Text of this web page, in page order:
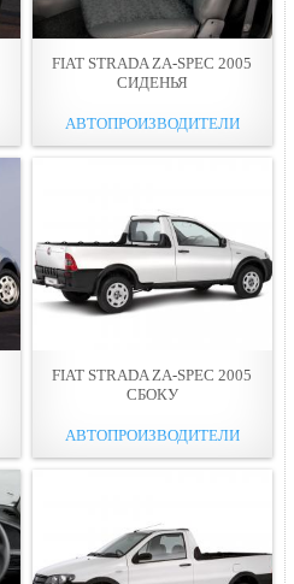
FIAT STRADA ZA-SPEC 2005
СИДЕНЬЯ
АВТОПРОИЗВОДИТЕЛИ
FIAT STRADA ZA-SPEC 2005
СБОКУ
АВТОПРОИЗВОДИТЕЛИ